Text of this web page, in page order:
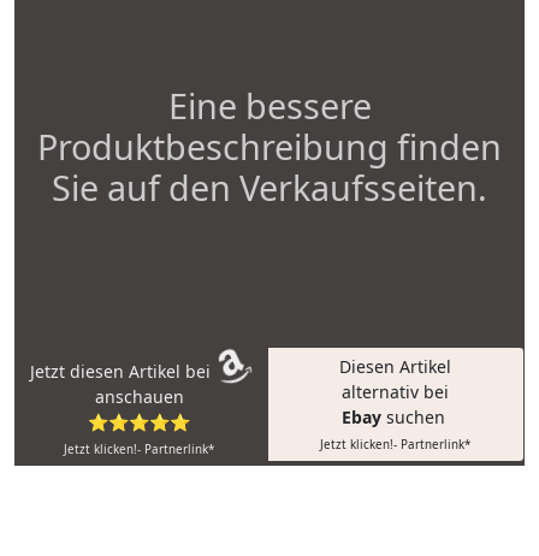
Eine bessere
Produktbeschreibung finden
Sie auf den Verkaufsseiten.
Jetzt diesen Artikel bei
anschauen
⭐⭐⭐⭐⭐
Jetzt klicken!- Partnerlink*
Diesen Artikel
alternativ bei
Ebay suchen
Jetzt klicken!- Partnerlink*